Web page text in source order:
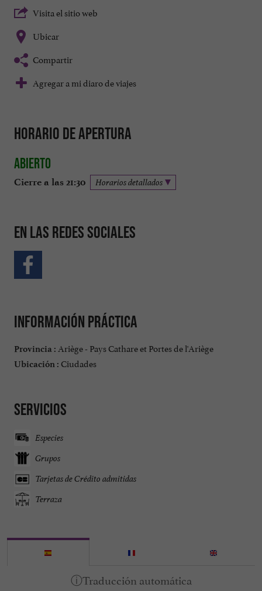
Visita el sitio web
Ubicar
Compartir
Agregar a mi diaro de viajes
Horario de apertura
Abierto
Cierre a las 21:30 Horarios detallados
En las redes sociales
Información práctica
Provincia : Ariège - Pays Cathare et Portes de l'Ariège
Ubicación : Ciudades
Servicios
Especies
Grupos
Tarjetas de Crédito admitidas
Terraza